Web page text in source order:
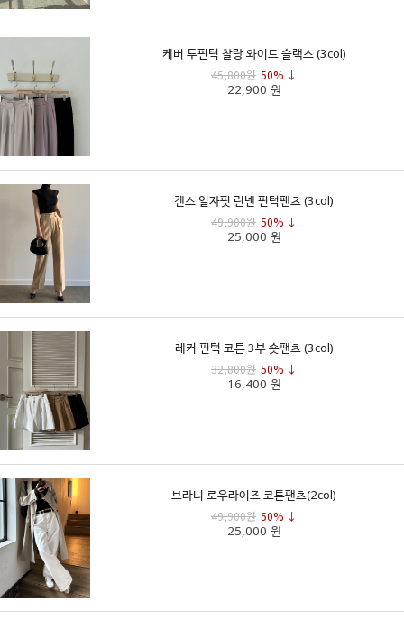
케버 투핀턱 찰랑 와이드 슬랙스 (3col)
45,800원 50% ↓
22,900 원
켄스 일자핏 린넨 핀턱팬츠 (3col)
49,900원 50% ↓
25,000 원
레커 핀턱 코튼 3부 숏팬츠 (3col)
32,800원 50% ↓
16,400 원
브라니 로우라이즈 코튼팬츠(2col)
49,900원 50% ↓
25,000 원